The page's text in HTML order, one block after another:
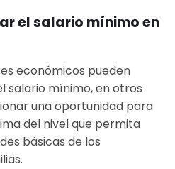
el salario mínimo en
económicos pueden
salario mínimo, en otros
una oportunidad para
del nivel que permita
básicas de los